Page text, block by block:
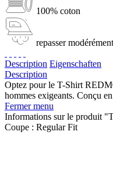
100% coton
repasser
Description Eigenschaften
Description
Optez pour le T-Shirt
hommes exigeants. Conçu
Fermer menu
Informations sur le produit
Coupe : Regular Fit